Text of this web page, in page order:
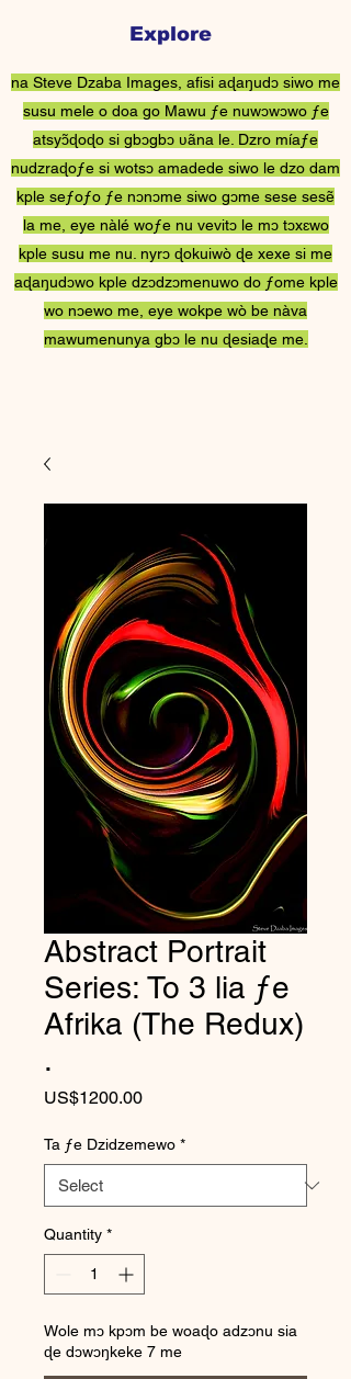
Steve Dzaba ƒe
Nɔnɔmetatawo
na Steve Dzaba Images, afisi aɖaŋudɔ siwo me
susu mele o doa go Mawu ƒe nuwɔwɔwo ƒe
atsyɔ̃ɖoɖo si gbɔgbɔ ʋãna le. Dzro míaƒe
nudzraɖoƒe si wotsɔ amadede siwo le dzo dam
kple seƒoƒo ƒe nɔnɔme siwo gɔme sese sesẽ
la me, eye nàlé woƒe nu vevitɔ le mɔ tɔxɛwo
kple susu me nu. nyrɔ ɖokuiwò ɖe xexe si me
aɖaŋudɔwo kple dzɔdzɔmenuwo do ƒome kple
wo nɔewo me, eye wokpe wò be nàva
mawumenunya gbɔ le nu ɖesiaɖe me.
Explore
Abstract Portrait
Series: To 3 lia ƒe
Afrika (The Redux)
.
US$1200.00Price
Ta ƒe Dzidzemewo *
Quantity *
Wole mɔ kpɔm be woaɖo adzɔnu sia
ɖe dɔwɔŋkeke 7 me